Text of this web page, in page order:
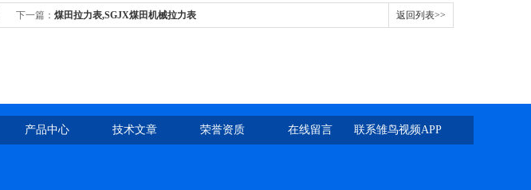
下一篇： 煤田拉力表,SGJX煤田机械拉力表 返回列表>>
产品中心 技术文章 荣誉资质 在线留言 联系雏鸟视频APP